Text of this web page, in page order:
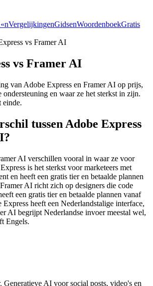
VergelijkingenGidsenWoordenboekGratis
vs Framer AI
vs Framer AI
van Adobe Express en Framer AI op prijs,
ondersteuning en waar ze het sterkst in zijn.
einde.
tussen Adobe Express
AI verschillen vooral in waar ze voor
is het sterkst voor marketeers met
en heeft een gratis tier en betaalde plannen
AI richt zich op designers die code
een gratis tier en betaalde plannen vanaf
heeft een Nederlandstalige interface,
AI begrijpt Nederlandse invoer meestal wel,
Engels.
Generatieve AI voor social posts, video's en